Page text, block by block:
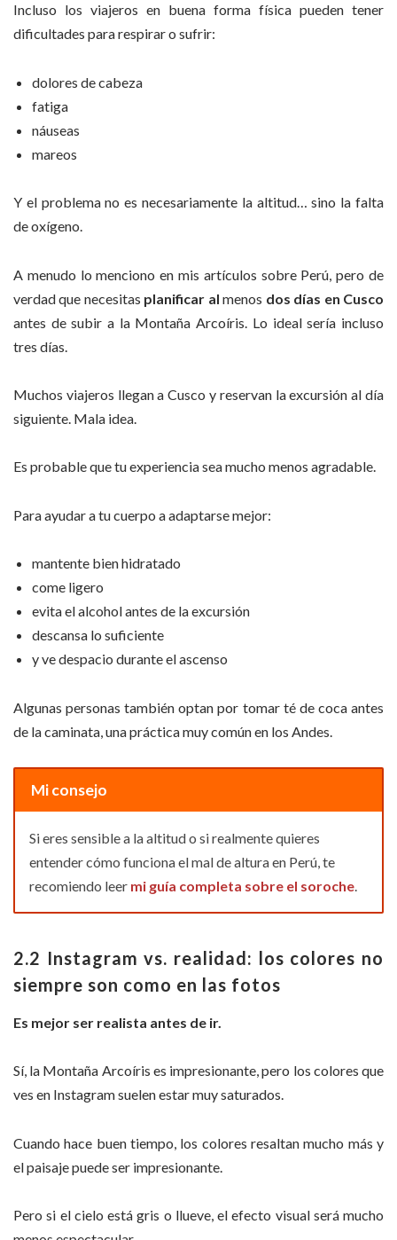
Incluso los viajeros en buena forma física pueden tener
dificultades para respirar o sufrir:
dolores de cabeza
fatiga
náuseas
mareos
Y el problema no es necesariamente la altitud… sino la falta
de oxígeno.
A menudo lo menciono en mis artículos sobre Perú, pero de
verdad que necesitas planificar al menos dos días en Cusco
antes de subir a la Montaña Arcoíris. Lo ideal sería incluso
tres días.
Muchos viajeros llegan a Cusco y reservan la excursión al día
siguiente. Mala idea.
Es probable que tu experiencia sea mucho menos agradable.
Para ayudar a tu cuerpo a adaptarse mejor:
mantente bien hidratado
come ligero
evita el alcohol antes de la excursión
descansa lo suficiente
y ve despacio durante el ascenso
Algunas personas también optan por tomar té de coca antes
de la caminata, una práctica muy común en los Andes.
Mi consejo
Si eres sensible a la altitud o si realmente quieres
entender cómo funciona el mal de altura en Perú, te
recomiendo leer mi guía completa sobre el soroche
2.2 Instagram vs. realidad: los colores no
siempre son como en las fotos
Es mejor ser realista antes de ir.
Sí, la Montaña Arcoíris es impresionante, pero los colores que
ves en Instagram suelen estar muy saturados.
Cuando hace buen tiempo, los colores resaltan mucho más y
el paisaje puede ser impresionante.
Pero si el cielo está gris o llueve, el efecto visual será mucho